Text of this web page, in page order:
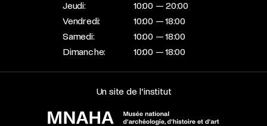
Jeudi:
10:00 — 20:00
Vendredi:
10:00 — 18:00
Samedi:
10:00 — 18:00
Dimanche:
10:00 — 18:00
Un site de l’institut